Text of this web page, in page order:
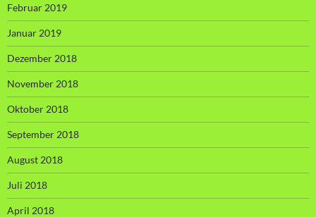
Februar 2019
Januar 2019
Dezember 2018
November 2018
Oktober 2018
September 2018
August 2018
Juli 2018
April 2018